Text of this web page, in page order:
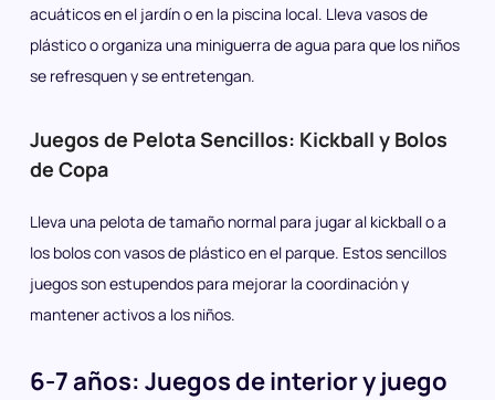
acuáticos en el jardín o en la piscina local. Lleva vasos de
plástico o organiza una miniguerra de agua para que los niños
se refresquen y se entretengan.
Juegos de Pelota Sencillos: Kickball y Bolos
de Copa
Lleva una pelota de tamaño normal para jugar al kickball o a
los bolos con vasos de plástico en el parque. Estos sencillos
juegos son estupendos para mejorar la coordinación y
mantener activos a los niños.
6-7 años: Juegos de interior y juego